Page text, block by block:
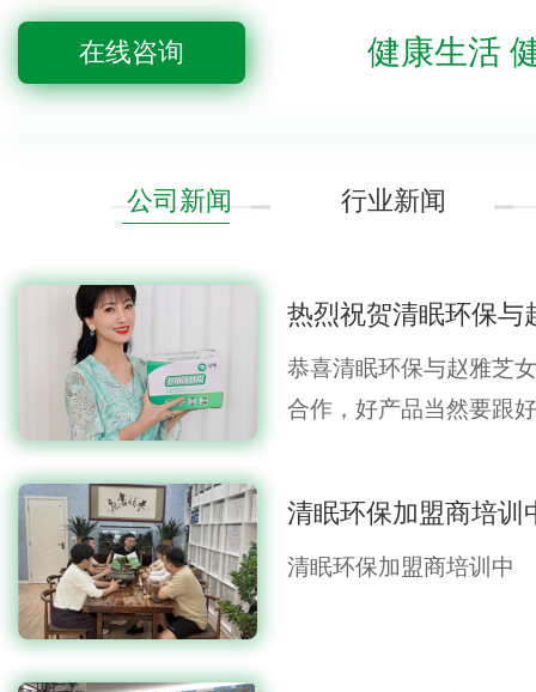
在线咨询 健康生活
公司新闻 行业新闻
恭喜清眠环保与赵雅芝
合作，好产品当然要跟
清眠环保加盟商培训
清眠环保加盟商培训中